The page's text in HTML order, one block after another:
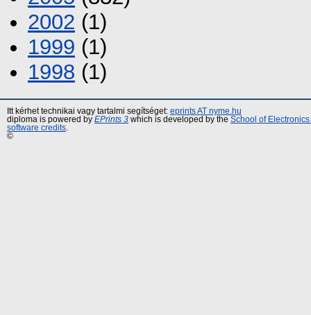
2002 (1)
1999 (1)
1998 (1)
Itt kérhet technikai vagy tartalmi segítséget: eprints AT nyme.hu
diploma is powered by EPrints 3 which is developed by the School of
software credits
©